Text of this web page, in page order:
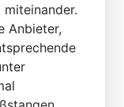
Anbieter,